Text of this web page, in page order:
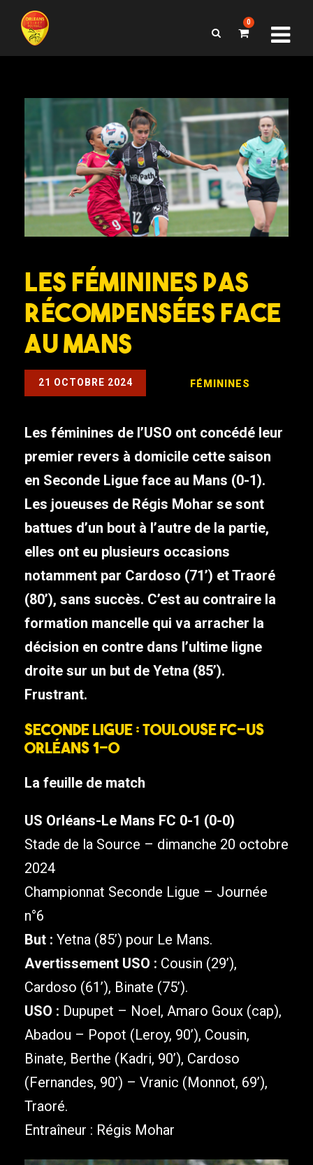
0
Les féminines pas
récompensées face
au Mans
21 OCTOBRE 2024 FÉMININES
Les féminines de l’USO ont concédé leur
premier revers à domicile cette saison
en Seconde Ligue face au Mans (0-1).
Les joueuses de Régis Mohar se sont
battues d’un bout à l’autre de la partie,
elles ont eu plusieurs occasions
notamment par Cardoso (71’) et Traoré
(80’), sans succès. C’est au contraire la
formation mancelle qui va arracher la
décision en contre dans l’ultime ligne
droite sur un but de Yetna (85’).
Frustrant.
Seconde Ligue : Toulouse FC-US
Orléans 1-0
La feuille de match
US Orléans-Le Mans FC 0-1 (0-0)
Stade de la Source – dimanche 20 octobre
2024
Championnat Seconde Ligue – Journée
n°6
But : Yetna (85’) pour Le Mans.
Avertissement USO : Cousin (29’),
Cardoso (61’), Binate (75’).
USO : Dupupet – Noel, Amaro Goux (cap),
Abadou – Popot (Leroy, 90’), Cousin,
Binate, Berthe (Kadri, 90’), Cardoso
(Fernandes, 90’) – Vranic (Monnot, 69’),
Traoré.
Entraîneur : Régis Mohar